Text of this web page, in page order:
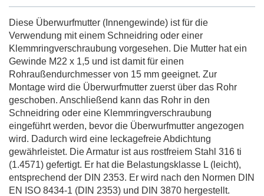
Diese Überwurfmutter (Innengewinde) ist für die
Verwendung mit einem Schneidring oder einer
Klemmringverschraubung vorgesehen. Die Mutter hat ein
Gewinde M22 x 1,5 und ist damit für einen
Rohraußendurchmesser von 15 mm geeignet. Zur
Montage wird die Überwurfmutter zuerst über das Rohr
geschoben. Anschließend kann das Rohr in den
Schneidring oder eine Klemmringverschraubung
eingeführt werden, bevor die Überwurfmutter angezogen
wird. Dadurch wird eine leckagefreie Abdichtung
gewährleistet. Die Armatur ist aus rostfreiem Stahl 316 ti
(1.4571) gefertigt. Er hat die Belastungsklasse L (leicht),
entsprechend der DIN 2353. Er wird nach den Normen DIN
EN ISO 8434-1 (DIN 2353) und DIN 3870 hergestellt.